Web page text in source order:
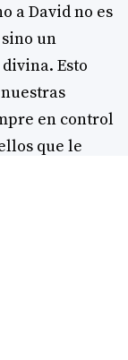
a David no es
un
Esto
en control
que le